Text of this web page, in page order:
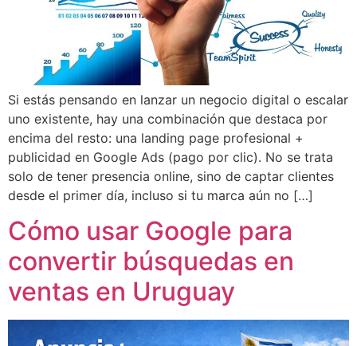
Si estás pensando en lanzar un negocio digital o escalar
uno existente, hay una combinación que destaca por
encima del resto: una landing page profesional +
publicidad en Google Ads (pago por clic). No se trata
solo de tener presencia online, sino de captar clientes
desde el primer día, incluso si tu marca aún no […]
Cómo usar Google para
convertir búsquedas en
ventas en Uruguay